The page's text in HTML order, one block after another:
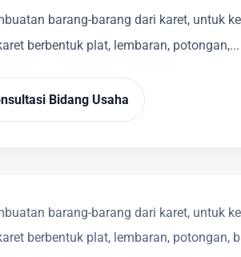
barang-barang dari karet, untuk
berbentuk plat, lembaran, potongan,...
Bidang Usaha
barang-barang dari karet, untuk
berbentuk plat, lembaran, potongan,